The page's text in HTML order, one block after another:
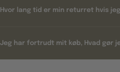
Hvor lang tid er min returret hvis
Jeg har fortrudt mit køb, Hvad gør